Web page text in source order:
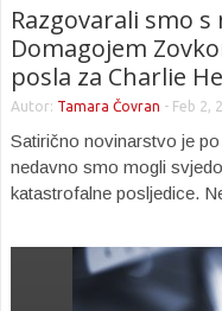
Razgovarali smo
Domagojem
posla za Charlie
Autor: Tamara Čovran - Feb 2,
Satirično novinarstvo je
nedavno smo mogli
katastrofalne posljedice.